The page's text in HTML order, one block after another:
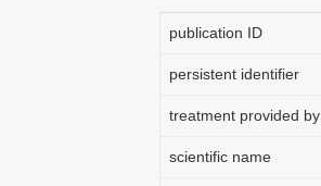
publication ID
persistent identifier
treatment provided by
scientific name